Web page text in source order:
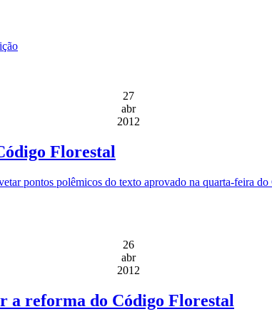
27
abr
2012
Florestal
pontos polêmicos do texto aprovado na quarta-feira
26
abr
2012
a reforma do Código Florestal